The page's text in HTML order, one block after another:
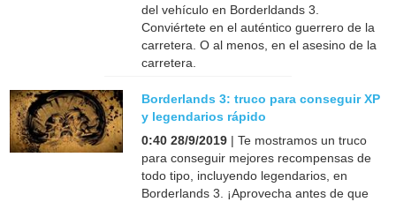
del vehículo en Borderldands 3.
Conviértete en el auténtico guerrero de la
carretera. O al menos, en el asesino de la
carretera.
Borderlands 3: truco para conseguir XP
y legendarios rápido
0:40 28/9/2019 | Te mostramos un truco
para conseguir mejores recompensas de
todo tipo, incluyendo legendarios, en
Borderlands 3. ¡Aprovecha antes de que